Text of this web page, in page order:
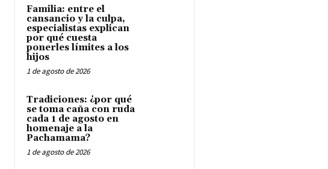
Familia: entre el
cansancio y la culpa,
especialistas explican
por qué cuesta
ponerles límites a los
hijos
1 de agosto de 2026
Tradiciones: ¿por qué
se toma caña con ruda
cada 1 de agosto en
homenaje a la
Pachamama?
1 de agosto de 2026